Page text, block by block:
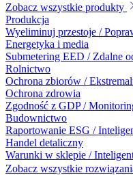
Zobacz wszystkie produkty
Produkcja
Wyeliminuj przestoje /
Energetyka i media
Submetering EED / Zdalne
Rolnictwo
Ochrona zbiorów /
Ochrona zdrowia
Zgodność z GDP /
Budownictwo
Raportowanie ESG /
Handel detaliczny
Warunki w sklepie /
Zobacz wszystkie